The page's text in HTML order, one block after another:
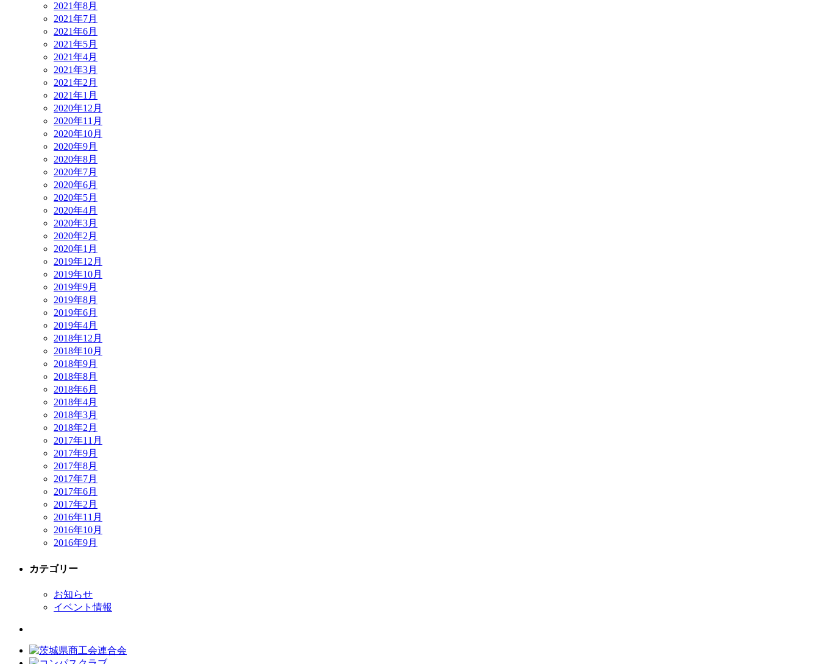
2021年8月
2021年7月
2021年6月
2021年5月
2021年4月
2021年3月
2021年2月
2021年1月
2020年12月
2020年11月
2020年10月
2020年9月
2020年8月
2020年7月
2020年6月
2020年5月
2020年4月
2020年3月
2020年2月
2020年1月
2019年12月
2019年10月
2019年9月
2019年8月
2019年6月
2019年4月
2018年12月
2018年10月
2018年9月
2018年8月
2018年6月
2018年4月
2018年3月
2018年2月
2017年11月
2017年9月
2017年8月
2017年7月
2017年6月
2017年2月
2016年11月
2016年10月
2016年9月
カテゴリー
お知らせ
イベント情報